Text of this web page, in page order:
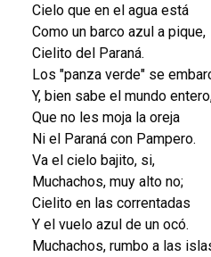
Cielo que en el agua está
Como un barco azul a pique,
Cielito del Paraná.
Los "panza verde" se
Y, bien sabe el mundo
Que no les moja la oreja
Ni el Paraná con Pampero.
Va el cielo bajito, si,
Muchachos, muy alto no;
Cielito en las correntadas
Y el vuelo azul de un ocó.
Muchachos, rumbo a las